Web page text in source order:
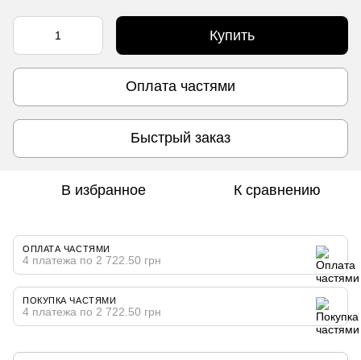
Купить
Оплата частями
Быстрый заказ
В избранное К сравнению
ОПЛАТА ЧАСТЯМИ
4 платежа по 2 722.50 грн
ПОКУПКА ЧАСТЯМИ
4 платежа по 2 722.50 грн